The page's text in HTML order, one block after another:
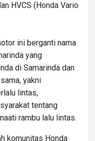
HVCS (Honda Vario
ini berganti nama
yang
di Samarinda dan
yakni
lintas,
tentang
rambu lalu lintas.
komunitas Honda